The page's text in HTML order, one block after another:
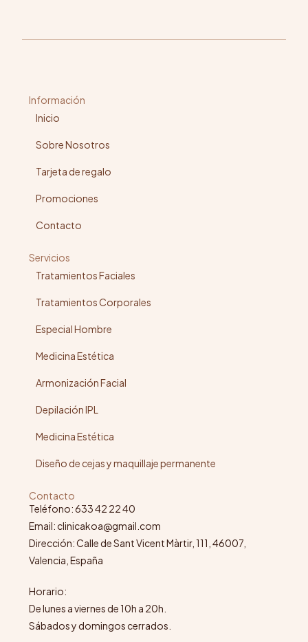
Información
Inicio
Sobre Nosotros
Tarjeta de regalo
Promociones
Contacto
Servicios
Tratamientos Faciales
Tratamientos Corporales
Especial Hombre
Medicina Estética
Armonización Facial
Depilación IPL
Medicina Estética
Diseño de cejas y maquillaje permanente
Contacto
Teléfono: 633 42 22 40
Email: clinicakoa@gmail.com
Dirección: Calle de Sant Vicent Màrtir, 111, 46007,
Valencia, España
Horario:
De lunes a viernes de 10h a 20h.
Sábados y domingos cerrados.